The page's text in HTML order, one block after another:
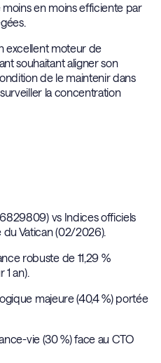
en moins efficiente par
excellent moteur de
souhaitant aligner son
de le maintenir dans
la concentration
vs Indices officiels
Vatican (02/2026).
robuste de 11,29 %
1 an).
majeure (40,4 %) portée
vie (30 %) face au CTO